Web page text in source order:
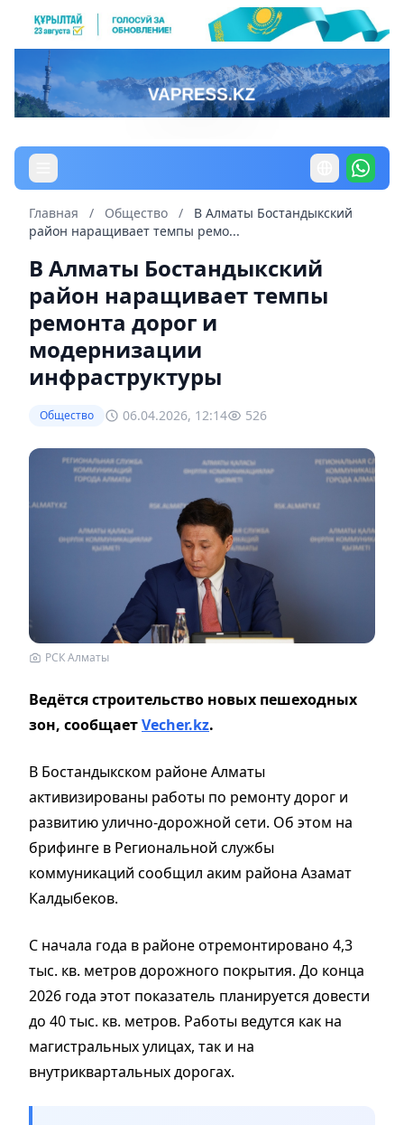
Главная / Общество /
В Алматы Бостандыкский
район наращивает темпы ремо...
В Алматы Бостандыкский
район наращивает темпы
ремонта дорог и
модернизации
инфраструктуры
Общество 06.04.2026, 12:14 526
РСК Алматы
Ведётся строительство новых пешеходных
зон, сообщаетVecher.kz.
В Бостандыкском районе Алматы
активизированы работы по ремонту дорог и
развитию улично-дорожной сети. Об этом на
брифинге в Региональной службы
коммуникаций сообщил аким района Азамат
Калдыбеков.
С начала года в районе отремонтировано 4,3
тыс. кв. метров дорожного покрытия. До конца
2026 года этот показатель планируется довести
до 40 тыс. кв. метров. Работы ведутся как на
магистральных улицах, так и на
внутриквартальных дорогах.